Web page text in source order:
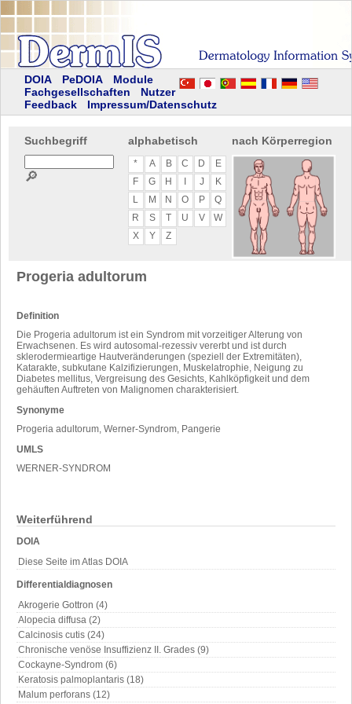
DOIA PeDOIA
Module
Fachgesellschaften
Nutzer
Feedback
Impressum/Datenschutz
Suchbegriff
🔎
alphabetisch
* A B C D
E
F
G H J
K
L
M N O P
Q
R
S T U V
W
X
Y Z
nach Körperregion
Weiterführend
DOIA
Diese Seite im Atlas DOIA
Differentialdiagnosen
Akrogerie Gottron (4)
Alopecia diffusa (2)
Calcinosis cutis (24)
Chronische venöse Insuffizienz II. Grades (9)
Cockayne-Syndrom (6)
Keratosis palmoplantaris (18)
Malum perforans (12)
Progeria adultorum
Definition
Die Progeria adultorum ist ein Syndrom mit vorzeitiger Alterung von
Erwachsenen. Es wird autosomal-rezessiv vererbt und ist durch
sklerodermieartige Hautveränderungen (speziell der Extremitäten),
Katarakte, subkutane Kalzifizierungen, Muskelatrophie, Neigung zu
Diabetes mellitus, Vergreisung des Gesichts, Kahlköpfigkeit und dem
gehäuften Auftreten von Malignomen charakterisiert.
Synonyme
Progeria adultorum, Werner-Syndrom, Pangerie
UMLS
WERNER-SYNDROM